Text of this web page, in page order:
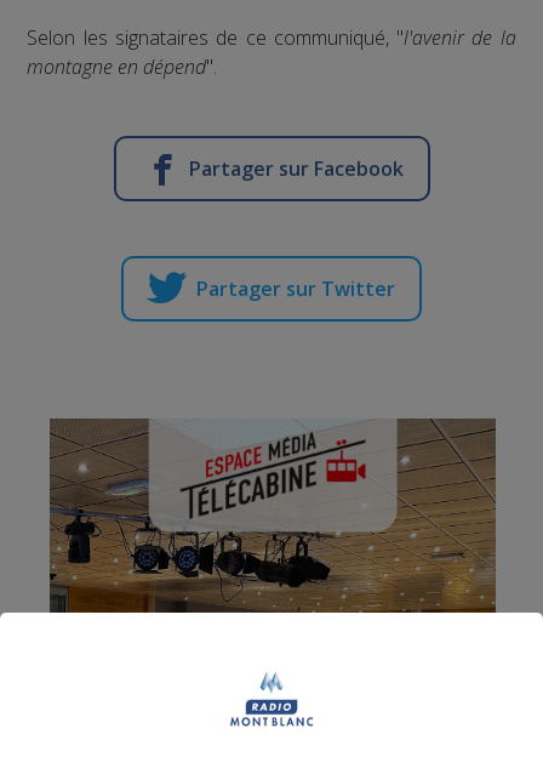
Selon les signataires de ce communiqué, "l'avenir de la
montagne en dépend".
Partager sur Facebook
Partager sur Twitter